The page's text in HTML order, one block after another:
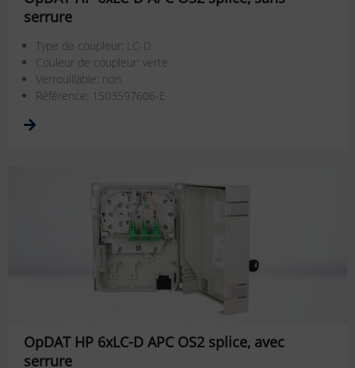
serrure
Type de coupleur: LC-D
Couleur de coupleur: verte
Verrouillable: non
Référence: 1503597606-E
OpDAT HP 6xLC-D APC OS2 splice, avec
serrure